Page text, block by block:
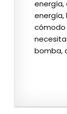
energía,
energía,
cómodo
bomba,